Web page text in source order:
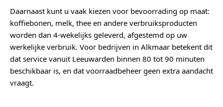
Daarnaast kunt u vaak kiezen voor bevoorrading op maat:
koffiebonen, melk, thee en andere verbruiksproducten
worden dan 4-wekelijks geleverd, afgestemd op uw
werkelijke verbruik. Voor bedrijven in Alkmaar betekent dit
dat service vanuit Leeuwarden binnen 80 tot 90 minuten
beschikbaar is, en dat voorraad­beheer geen extra aandacht
vraagt.